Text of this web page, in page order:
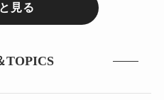
見る
TOPICS